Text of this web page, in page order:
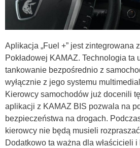
Aplikacja „Fuel +” jest zintegrowana
Pokładowej KAMAZ. Technologia ta
tankowanie bezpośrednio z
wyłącznie z jego systemu
Kierowcy samochodów już docenili
aplikacji z KAMAZ BIS pozwala na
bezpieczeństwa na drogach.
kierowcy nie będą musieli
Dodatkowo ta ważna dla właścicieli